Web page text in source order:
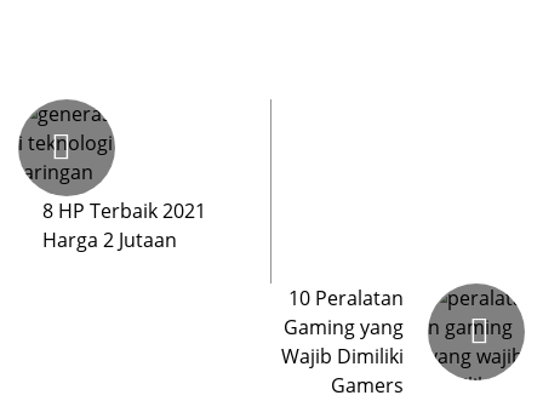
8 HP Terbaik 2021
Harga 2 Jutaan
10 Peralatan
Gaming yang
Wajib Dimiliki
Gamers